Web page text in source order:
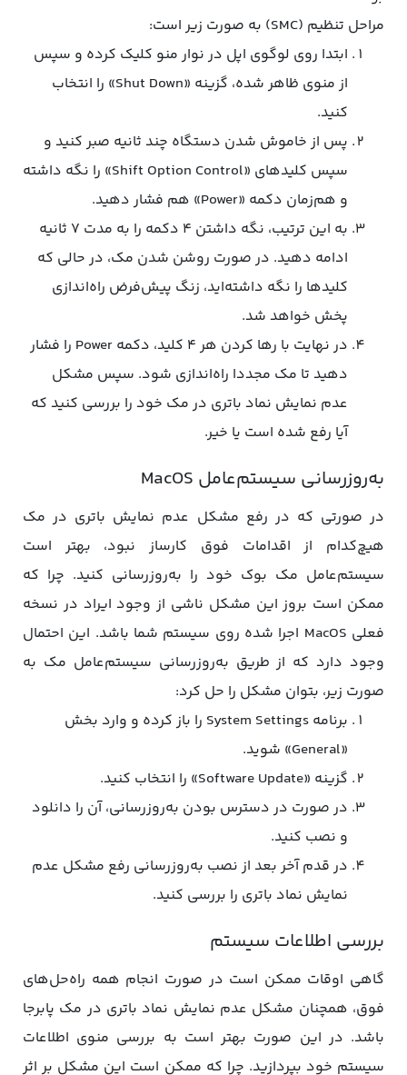
مراحل تنظیم (SMC) به صورت زیر است:
ابتدا روی لوگوی اپل در نوار منو کلیک کرده و سپس
از منوی ظاهر شده، گزینه‌ «Shut Down» را انتخاب
کنید.
پس از خاموش شدن دستگاه چند ثانیه صبر کنید و
سپس کلیدهای «Shift Option Control» را نگه داشته
و هم‌زمان دکمه «Power» هم فشار دهید.
به این ترتیب، نگه داشتن ۴ دکمه را به مدت ۷ ثانیه
ادامه دهید. در صورت روشن شدن مک، در حالی که
کلیدها را نگه داشته‌اید، زنگ پیش‌فرض راه‌اندازی
پخش خواهد شد.
در نهایت با رها کردن هر ۴ کلید، دکمه Power را فشار
دهید تا مک مجددا راه‌اندازی شود. سپس مشکل
عدم نمایش نماد باتری در مک خود را بررسی کنید که
آیا رفع شده است یا خیر.
به‌روزرسانی سیستم‌عامل MacOS
در صورتی که در رفع مشکل عدم نمایش باتری در مک
هیچ‌کدام از اقدامات فوق کارساز نبود، بهتر است
سیستم‌عامل مک ‌بوک خود را به‌روزرسانی کنید. چرا که
ممکن است بروز این مشکل ناشی از وجود ایراد در نسخه
فعلی MacOS اجرا شده روی سیستم شما باشد. این احتمال
وجود دارد که از طریق به‌روزرسانی سیستم‌عامل مک به
صورت زیر، بتوان مشکل را حل کرد:
برنامه System Settings را باز کرده و وارد بخش
«General» شوید.
گزینه «Software Update» را انتخاب کنید.
در صورت در دسترس بودن به‌روزرسانی، آن را دانلود
و نصب کنید.
در قدم آخر بعد از نصب به‌روزرسانی رفع مشکل عدم
نمایش نماد باتری را بررسی کنید.
بررسی اطلاعات سیستم
گاهی اوقات ممکن است در صورت انجام همه راه‌حل‌های
فوق، همچنان مشکل عدم نمایش نماد باتری در مک پابرجا
باشد. در این صورت بهتر است به بررسی منوی اطلاعات
سیستم خود بپردازید. چرا که ممکن است این مشکل بر اثر